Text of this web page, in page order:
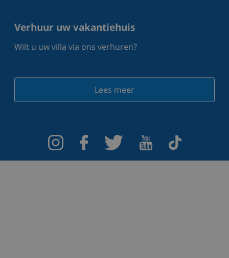
Verhuur uw vakantiehuis
Wilt u uw villa via ons verhuren?
Lees meer